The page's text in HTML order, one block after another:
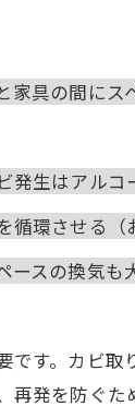
具の間にス
生はアルコ
環させる（
ースの換気も
です。カビ
発を防ぐ